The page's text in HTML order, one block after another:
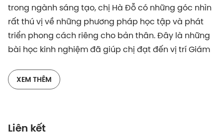
trong ngành sáng tạo, chị Hà Đỗ có những góc nhìn
rất thú vị về những phương pháp học tập và phát
triển phong cách riêng cho bản thân. Đây là những
bài học kinh nghiệm đã giúp chị đạt đến vị trí Giám
Nam như hôm nay.
chia sẻ và lời khuyên của chị cho các bạn trẻ làm
XEM THÊM
Liên kết